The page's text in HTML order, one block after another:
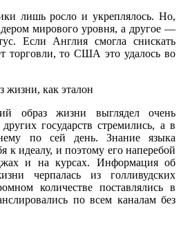
лишь росло и укреплялось. Но,
мирового уровня, а другое —
Если Англия смогла снискать
торговли, то США это удалось во
жизни, как эталон
образ жизни выглядел очень
государств стремились, а в
по сей день. Знание языка
к идеалу, и поэтому его наперебой
и на курсах. Информация об
черпалась из голливудских
количестве поставлялись в
по всем каналам без